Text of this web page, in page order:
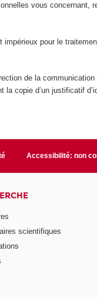
vous concernant,
pour le
de la
copie d’un justificatif
Accessibilité: non
scientifiques